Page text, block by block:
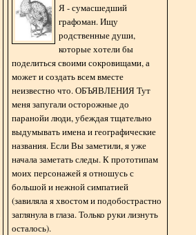
Я - сумасшедший
графоман. Ищу
родственные души,
которые хотели бы
поделиться своими сокровищами, а
может и создать всем вместе
неизвестно что. ОБЪЯВЛЕНИЯ Тут
меня запугали осторожные до
паранойи люди, убеждая тщательно
выдумывать имена и географические
названия. Если Вы заметили, я уже
начала заметать следы. К прототипам
моих персонажей я отношусь с
большой и нежной симпатией
(завиляла я хвостом и подобострастно
заглянула в глаза. Только руки лизнуть
осталось).